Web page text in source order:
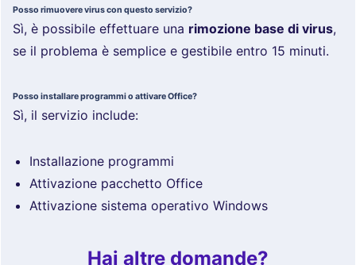
Posso rimuovere virus con questo servizio?
Sì, è possibile effettuare una rimozione base di virus,
se il problema è semplice e gestibile entro 15 minuti.
Posso installare programmi o attivare Office?
Sì, il servizio include:
Installazione programmi
Attivazione pacchetto Office
Attivazione sistema operativo Windows
Hai altre domande?